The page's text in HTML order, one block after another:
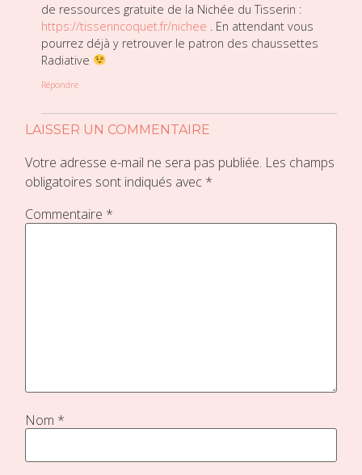
de ressources gratuite de la Nichée du Tisserin :
https://tisserincoquet.fr/nichee . En attendant vous
pourrez déjà y retrouver le patron des chaussettes
Radiative
Répondre
LAISSER UN COMMENTAIRE
Votre adresse e-mail ne sera pas publiée. Les champs
obligatoires sont indiqués avec *
Commentaire *
Nom *